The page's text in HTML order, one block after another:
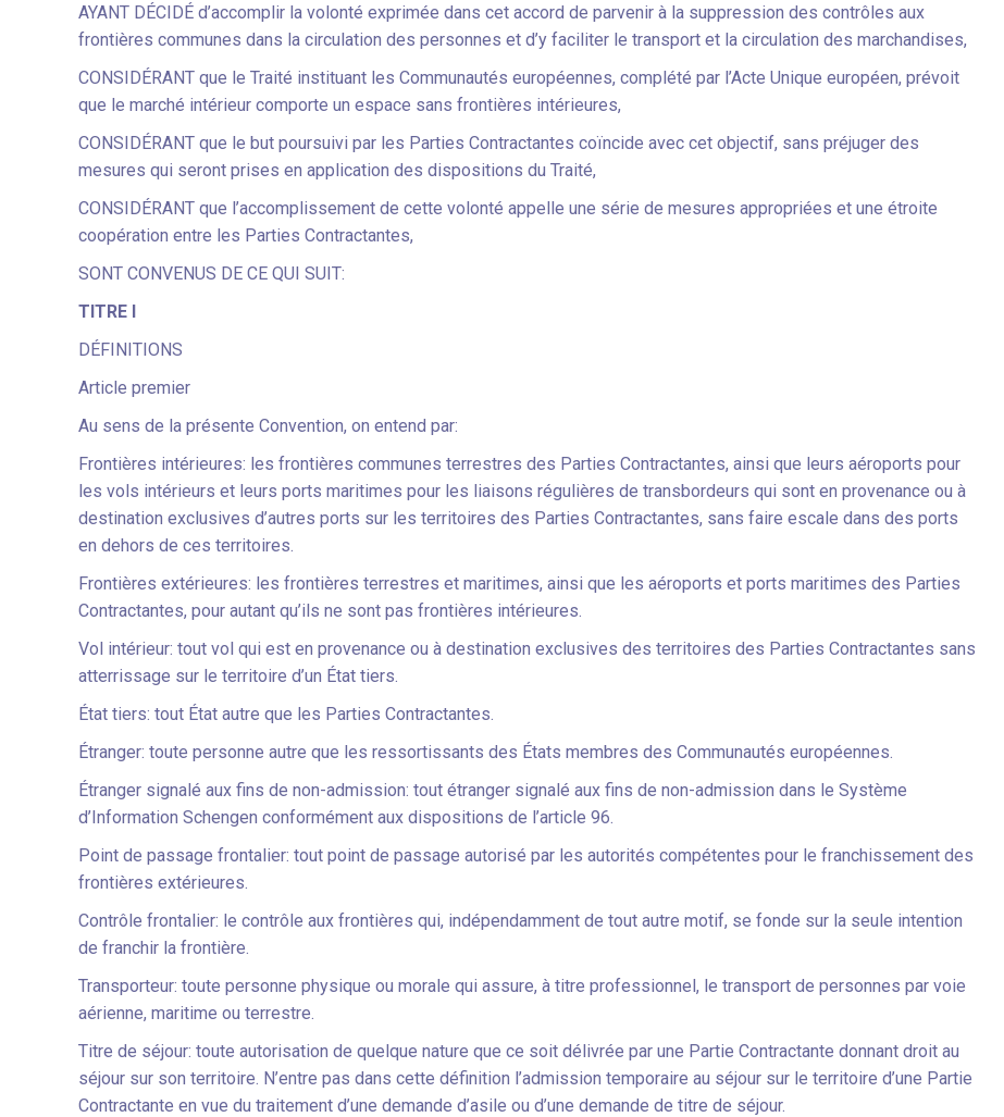
AYANT DÉCIDÉ d’accomplir la volonté exprimée dans cet accord de parvenir à la suppression des contrôles aux
frontières communes dans la circulation des personnes et d’y faciliter le transport et la circulation des marchandises,
CONSIDÉRANT que le Traité instituant les Communautés européennes, complété par l’Acte Unique européen, prévoit
que le marché intérieur comporte un espace sans frontières intérieures,
CONSIDÉRANT que le but poursuivi par les Parties Contractantes coïncide avec cet objectif, sans préjuger des
mesures qui seront prises en application des dispositions du Traité,
CONSIDÉRANT que l’accomplissement de cette volonté appelle une série de mesures appropriées et une étroite
coopération entre les Parties Contractantes,
SONT CONVENUS DE CE QUI SUIT:
TITRE I
DÉFINITIONS
Article premier
Au sens de la présente Convention, on entend par:
Frontières intérieures: les frontières communes terrestres des Parties Contractantes, ainsi que leurs aéroports pour
les vols intérieurs et leurs ports maritimes pour les liaisons régulières de transbordeurs qui sont en provenance ou à
destination exclusives d’autres ports sur les territoires des Parties Contractantes, sans faire escale dans des ports
en dehors de ces territoires.
Frontières extérieures: les frontières terrestres et maritimes, ainsi que les aéroports et ports maritimes des Parties
Contractantes, pour autant qu’ils ne sont pas frontières intérieures.
Vol intérieur: tout vol qui est en provenance ou à destination exclusives des territoires des Parties Contractantes sans
atterrissage sur le territoire d’un État tiers.
État tiers: tout État autre que les Parties Contractantes.
Étranger: toute personne autre que les ressortissants des États membres des Communautés européennes.
Étranger signalé aux fins de non-admission: tout étranger signalé aux fins de non-admission dans le Système
d’Information Schengen conformément aux dispositions de l’article 96.
Point de passage frontalier: tout point de passage autorisé par les autorités compétentes pour le franchissement des
frontières extérieures.
Contrôle frontalier: le contrôle aux frontières qui, indépendamment de tout autre motif, se fonde sur la seule intention
de franchir la frontière.
Transporteur: toute personne physique ou morale qui assure, à titre professionnel, le transport de personnes par voie
aérienne, maritime ou terrestre.
Titre de séjour: toute autorisation de quelque nature que ce soit délivrée par une Partie Contractante donnant droit au
séjour sur son territoire. N’entre pas dans cette définition l’admission temporaire au séjour sur le territoire d’une Partie
Contractante en vue du traitement d’une demande d’asile ou d’une demande de titre de séjour.